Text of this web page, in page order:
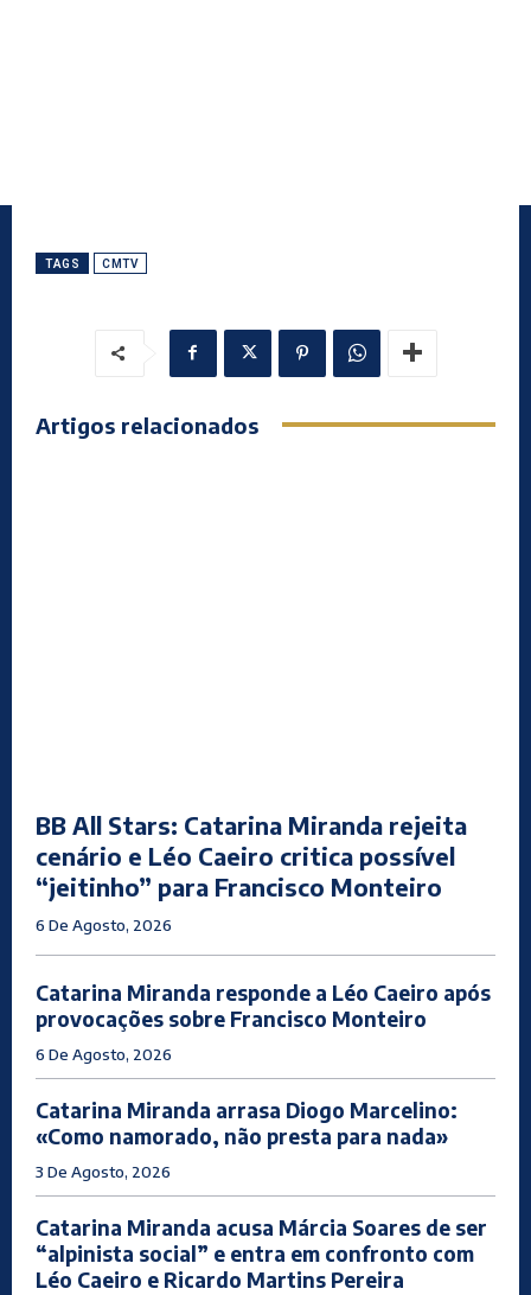
TAGS CMTV
Artigos relacionados
BB All Stars: Catarina Miranda rejeita
cenário e Léo Caeiro critica possível
“jeitinho” para Francisco Monteiro
6 De Agosto, 2026
Catarina Miranda responde a Léo Caeiro após
provocações sobre Francisco Monteiro
6 De Agosto, 2026
Catarina Miranda arrasa Diogo Marcelino:
«Como namorado, não presta para nada»
3 De Agosto, 2026
Catarina Miranda acusa Márcia Soares de ser
“alpinista social” e entra em confronto com
Léo Caeiro e Ricardo Martins Pereira